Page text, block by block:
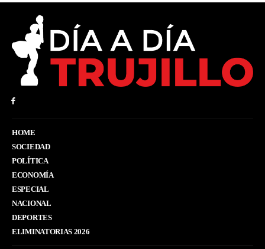
HOME
SOCIEDAD
POLÍTICA
ECONOMÍA
ESPECIAL
NACIONAL
DEPORTES
ELIMINATORIAS 2026